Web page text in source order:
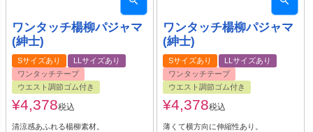
ワンタッチ楊柳パジャマ
(紳士)
Sサイズあり
LLサイズあり
ワンタッチテープ
ウエスト調節ゴム付き
¥4,378税込
清涼感あふれる楊柳素材。
ワンタッチ楊柳パジャマ
(紳士)
Sサイズあり
LLサイズあり
ワンタッチテープ
ウエスト調節ゴム付き
¥4,378税込
薄くて横方向に伸縮性あり。